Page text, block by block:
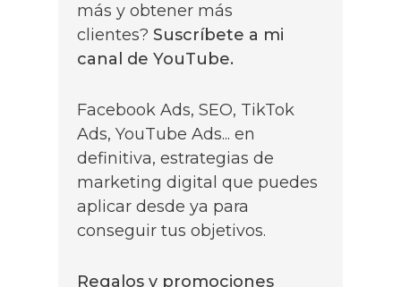
más y obtener más
clientes? Suscríbete a mi
canal de YouTube.
Facebook Ads, SEO, TikTok
Ads, YouTube Ads... en
definitiva, estrategias de
marketing digital que puedes
aplicar desde ya para
conseguir tus objetivos.
Regalos y promociones